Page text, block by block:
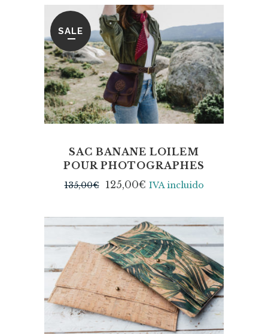
SALE
SAC BANANE LOILEM
POUR PHOTOGRAPHES
135,00€ 125,00€ IVA incluido